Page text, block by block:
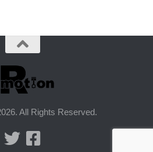
All Rights Reserved.